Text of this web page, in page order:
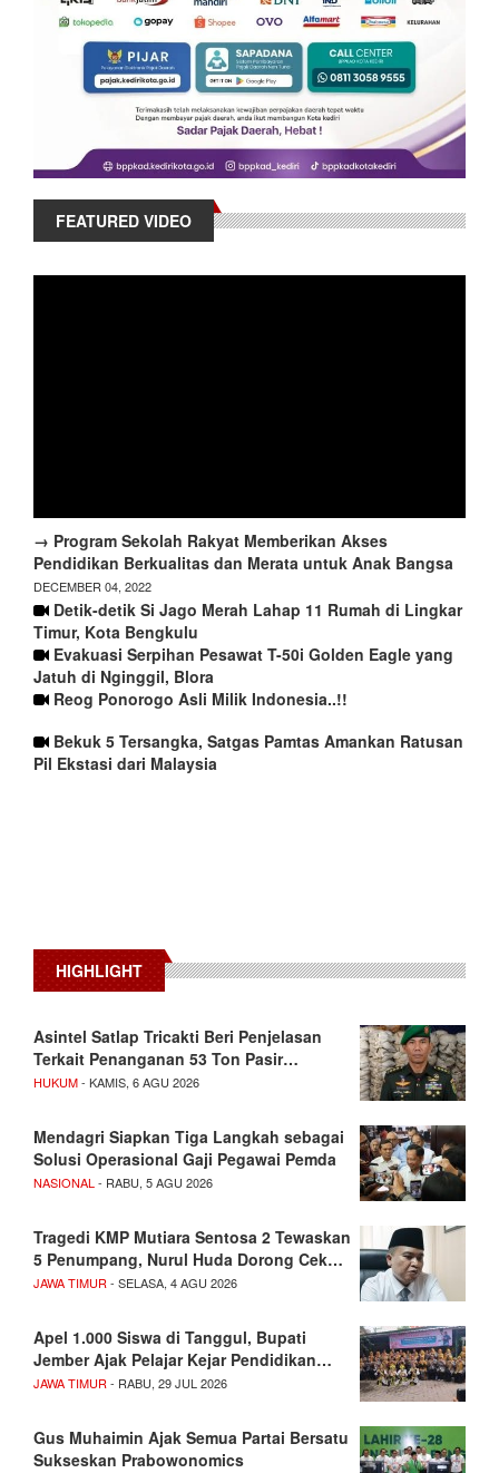
FEATURED VIDEO
→ Program Sekolah Rakyat Memberikan Akses
Pendidikan Berkualitas dan Merata untuk Anak Bangsa
DECEMBER 04, 2022
Detik-detik Si Jago Merah Lahap 11 Rumah di Lingkar
Timur, Kota Bengkulu
Evakuasi Serpihan Pesawat T-50i Golden Eagle yang
Jatuh di Nginggil, Blora
Reog Ponorogo Asli Milik Indonesia..!!
Bekuk 5 Tersangka, Satgas Pamtas Amankan Ratusan
Pil Ekstasi dari Malaysia
HIGHLIGHT
Asintel Satlap Tricakti Beri Penjelasan
Terkait Penanganan 53 Ton Pasir…
HUKUM- KAMIS, 6 AGU 2026
Mendagri Siapkan Tiga Langkah sebagai
Solusi Operasional Gaji Pegawai Pemda
NASIONAL - RABU, 5 AGU 2026
Tragedi KMP Mutiara Sentosa 2 Tewaskan
5 Penumpang, Nurul Huda Dorong Cek…
JAWA TIMUR - SELASA, 4 AGU 2026
Apel 1.000 Siswa di Tanggul, Bupati
Jember Ajak Pelajar Kejar Pendidikan…
JAWA TIMUR - RABU, 29 JUL 2026
Gus Muhaimin Ajak Semua Partai Bersatu
Sukseskan Prabowonomics